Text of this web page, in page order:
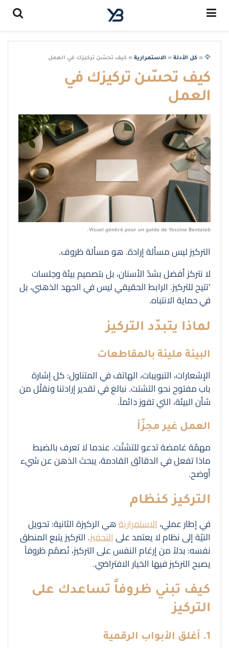
🦅
» كل الأدلة » الاستمرارية » كيف تحسّن تركيزك في العمل
كيف تحسّن تركيزك في
العمل
Visuel généré pour un guide de Yassine Bentaleb.
التركيز ليس مسألة إرادة. هو مسألة ظروف.
لا نتركز أفضل بشدّ الأسنان، بل بتصميم بيئة وجلسات
‘تتيح للتركيز. الرابط الحقيقي ليس في الجهد الذهني، بل
في حماية الانتباه.
لماذا يتبدّد التركيز
البيئة مليئة بالمقاطعات
الإشعارات، التبويبات، الهاتف في المتناول: كل إشارة
باب مفتوح نحو التشتت. نبالغ في تقدير إرادتنا ونقلّل من
شأن البيئة، التي تفوز دائماً.
العمل غير مجزّأ
مهمّة غامضة تدعو للتشتّت. عندما لا تعرف بالضبط
ماذا تفعل في الدقائق القادمة، يبحث الذهن عن شيء
أوضح.
التركيز كنظام
في إطار عملي،الاستمراريةهي الركيزة الثانية: تحويل
النيّة إلى نظام لا يعتمد علىالتحفيز. التركيز يتبع المنطق
نفسه: بدلاً من إرغام النفس على التركيز، نُصمّم ظروفاً
يصبح التركيز فيها الخيار الافتراضي.
كيف تبني ظروفاً تساعدك على
التركيز
1. أغلق الأبواب الرقمية